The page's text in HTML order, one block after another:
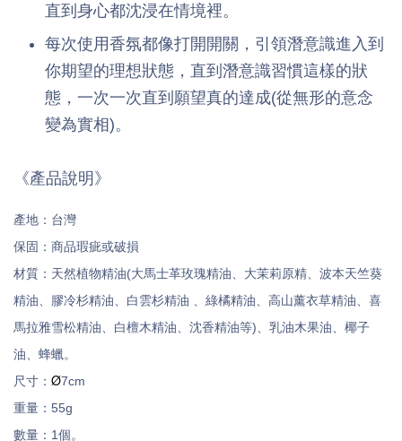
直到身心都沈浸在情境裡。
每次使用香氛都像打開開關，引領潛意識進入到
你期望的理想狀態，直到潛意識習慣這樣的狀
態，一次一次直到願望真的達成(從無形的意念
變為實相)。
《產品說明》
產地：台灣
保固：商品瑕疵或破損
材質：天然植物精油(大馬士革玫瑰精油、大茉莉原精、波本天竺葵
精油 、膠冷杉精油 、白雲杉精油 、綠橘精油 、高山薰衣草精油 、喜
馬拉雅雪松精油、白檀木精油 、沈香精油等)、乳油木果油、椰子
油、蜂蠟。
尺寸： Ø7cm
重量：55g
數量：1個。